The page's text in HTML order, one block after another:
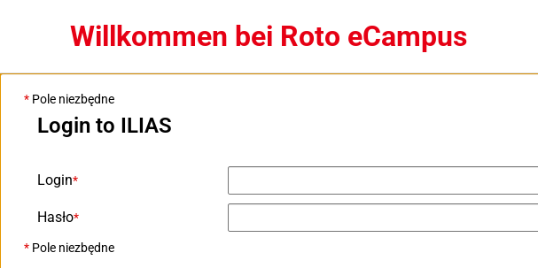
Willkommen bei Roto eCampus
* Pole niezbędne
Login to ILIAS
Login*
Hasło*
* Pole niezbędne